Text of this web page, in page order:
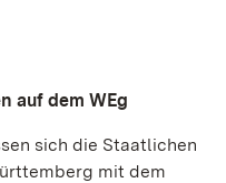
auf dem WEg
sich die Staatlichen
mit dem